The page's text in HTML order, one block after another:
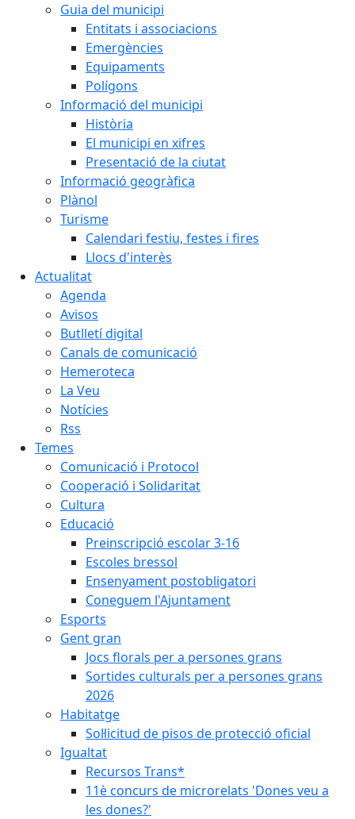
Guia del municipi
Entitats i associacions
Emergències
Equipaments
Polígons
Informació del municipi
Història
El municipi en xifres
Presentació de la ciutat
Informació geogràfica
Plànol
Turisme
Calendari festiu, festes i fires
Llocs d'interès
Actualitat
Agenda
Avisos
Butlletí digital
Canals de comunicació
Hemeroteca
La Veu
Notícies
Rss
Temes
Comunicació i Protocol
Cooperació i Solidaritat
Cultura
Educació
Preinscripció escolar 3-16
Escoles bressol
Ensenyament postobligatori
Coneguem l'Ajuntament
Esports
Gent gran
Jocs florals per a persones grans
Sortides culturals per a persones grans
2026
Habitatge
Sol·licitud de pisos de protecció oficial
Igualtat
Recursos Trans*
11è concurs de microrelats 'Dones veu a
les dones?'